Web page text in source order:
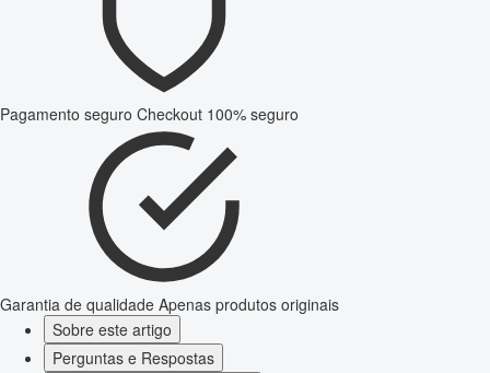
Pagamento seguro Checkout 100% seguro
Garantia de qualidade Apenas produtos originais
Sobre este artigo
Perguntas e Respostas